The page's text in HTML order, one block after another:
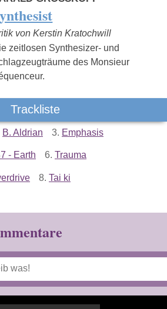
von Kerstin Kratochwill
zeitlosen Synthesizer- und
des Monsieur
Trackliste
B. Aldrian 3. Emphasis
- Earth 6. Trauma
8. Tai ki